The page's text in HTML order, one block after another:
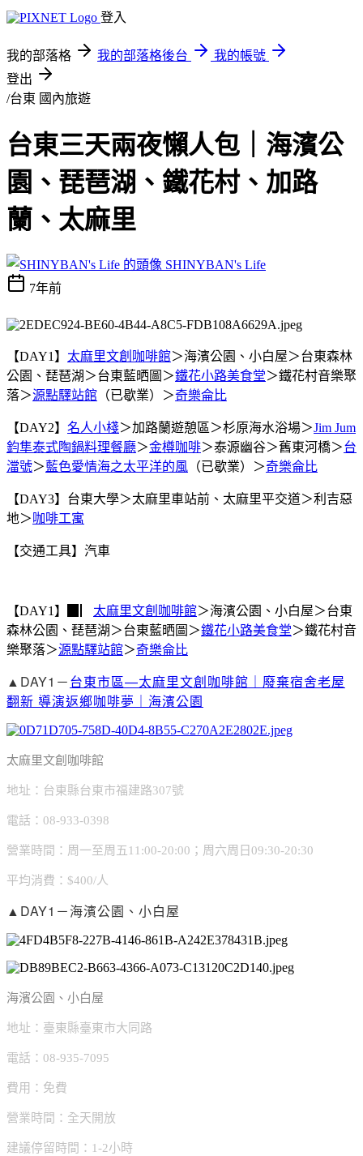
登入
我的部落格 我的部落格後台
我的帳號
登出
/台東 國內旅遊
台東三天兩夜懶人包｜海濱公
園、琵琶湖、鐵花村、加路
蘭、太麻里
SHINYBAN's Life
7年前
【DAY1】 太麻里文創咖啡館＞海濱公園、小白屋＞台東森林
公園、琵琶湖＞台東藍晒圖＞鐵花小路美食堂＞鐵花村音樂聚
落＞源點驛站館 （已歇業）＞奇樂侖比
【DAY2】 名人小棧＞加路蘭遊憩區＞杉原海水浴場＞Jim Jum
鈞隼泰式陶鍋料理餐廳＞金樽咖啡＞泰源幽谷＞舊東河橋＞台
澢號＞藍色愛情海之太平洋的風 （已歇業）＞奇樂侖比
【DAY3】台東大學＞太麻里車站前、太麻里平交道＞利吉惡
地＞ 咖啡工寓
【交通工具】汽車
【DAY1】▉▏ 太麻里文創咖啡館＞海濱公園、小白屋＞台東
森林公園、琵琶湖＞台東藍晒圖＞鐵花小路美食堂＞鐵花村音
樂聚落＞源點驛站館＞奇樂侖比
▲DAY1－台東市區—太麻里文創咖啡館｜廢棄宿舍老屋
翻新 導演返鄉咖啡夢｜海濱公園
太麻里文創咖啡館
地址：台東縣台東市福建路307號
電話：08-933-0398
營業時間：周一至周五11:00-20:00；周六周日09:30-20:30
平均消費：$400/人
▲DAY1－海濱公園、小白屋
海濱公園、小白屋
地址：臺東縣臺東市大同路
電話：08-935-7095
費用：免費
營業時間：全天開放
建議停留時間：1-2小時